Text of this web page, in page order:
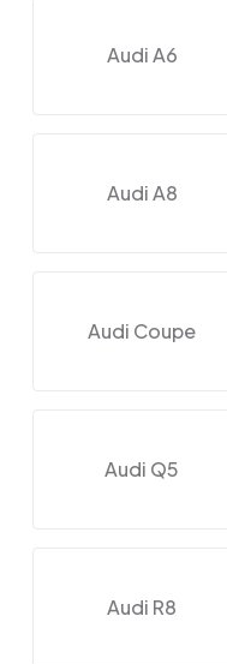
Audi A6
Audi A8
Audi Coupe
Audi Q5
Audi R8